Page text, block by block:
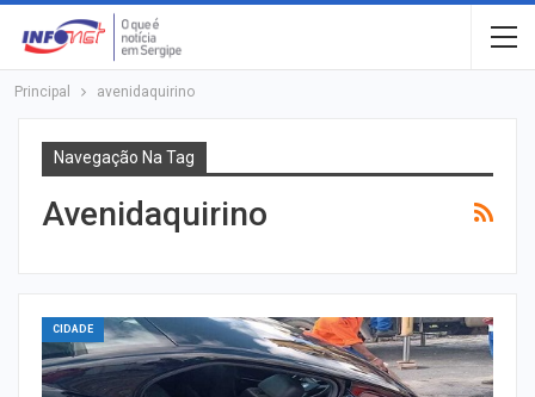
Principal avenidaquirino
Navegação Na Tag
Avenidaquirino
CIDADE